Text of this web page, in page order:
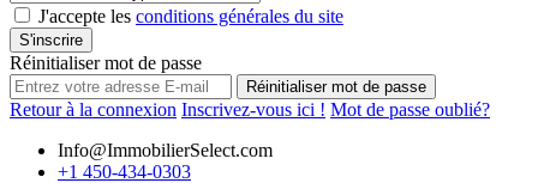
J'accepte les conditions générales du site
S'inscrire
Réinitialiser mot de passe
Réinitialiser mot de passe
Retour à la connexion Inscrivez-vous ici ! Mot de passe oublié?
Info@ImmobilierSelect.com
+1 450-434-0303